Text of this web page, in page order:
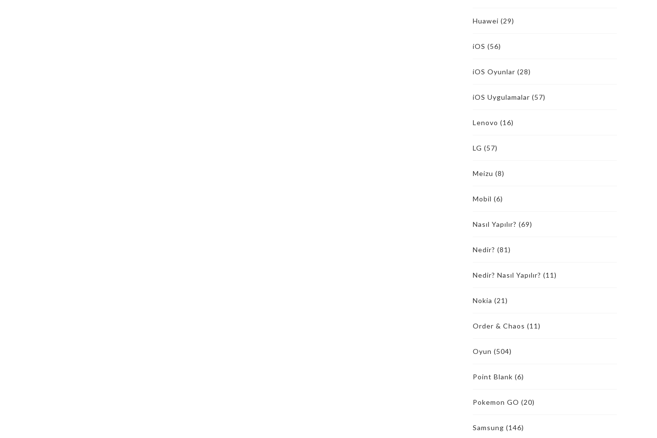
Huawei (29)
iOS (56)
iOS Oyunlar (28)
iOS Uygulamalar (57)
Lenovo (16)
LG (57)
Meizu (8)
Mobil (6)
Nasıl Yapılır? (69)
Nedir? (81)
Nedir? Nasıl Yapılır? (11)
Nokia (21)
Order & Chaos (11)
Oyun (504)
Point Blank (6)
Pokemon GO (20)
Samsung (146)